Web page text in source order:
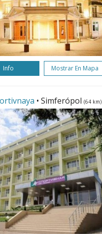
Info Mostrar En Mapa
• Simferópol (64 km)